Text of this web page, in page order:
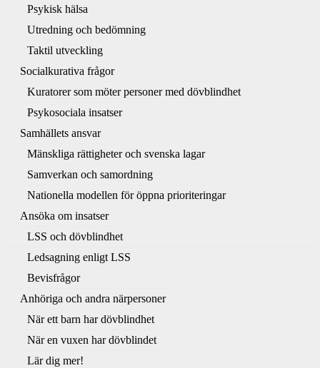
Psykisk hälsa
Utredning och bedömning
Taktil utveckling
Socialkurativa frågor
Kuratorer som möter personer med dövblindhet
Psykosociala insatser
Samhällets ansvar
Mänskliga rättigheter och svenska lagar
Samverkan och samordning
Nationella modellen för öppna prioriteringar
Ansöka om insatser
LSS och dövblindhet
Ledsagning enligt LSS
Bevisfrågor
Anhöriga och andra närpersoner
När ett barn har dövblindhet
När en vuxen har dövblindet
Lär dig mer!